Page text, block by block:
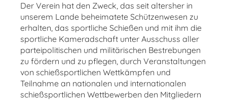
Der Verein hat den Zweck, das seit altersher in
unserem Lande beheimatete Schützenwesen zu
erhalten, das sportliche Schießen und mit ihm die
sportliche Kameradschaft unter Ausschuss aller
parteipolitischen und militärischen Bestrebungen
zu fördern und zu pflegen, durch Veranstaltungen
von schießsportlichen Wettkämpfen und
Teilnahme an nationalen und internationalen
schießsportlichen Wettbewerben den Mitgliedern